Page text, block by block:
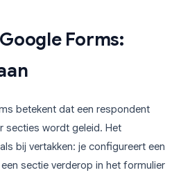
Forms:
betekent dat een respondent
secties wordt geleid. Het
bij vertakken: je configureert een
sectie verderop in het formulier